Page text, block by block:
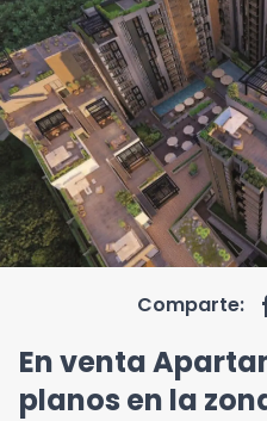
Comparte:
En venta
planos en la